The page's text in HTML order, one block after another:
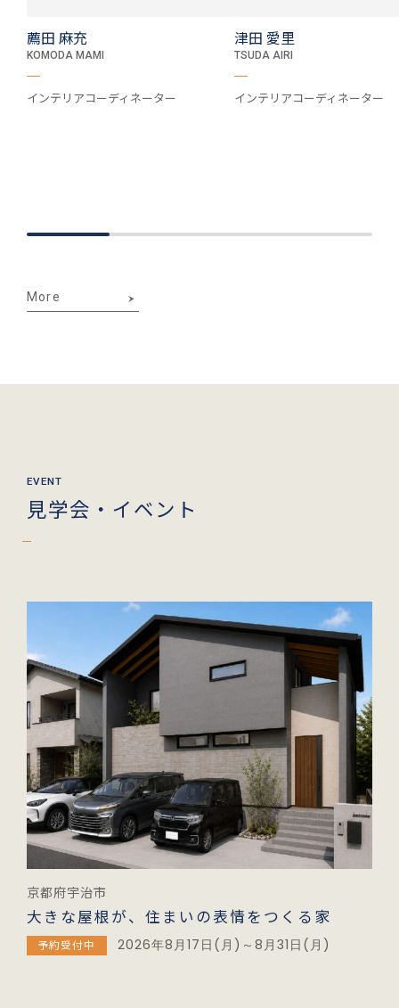
薦田 麻充
KOMODA MAMI
インテリアコーディネーター
津田 愛里
TSUDA AIRI
インテリアコーディネーター
More
見学会・イベント
京都府宇治市
大きな屋根が、住まいの表情をつくる家
予約受付中 2026年8月17日(月)～8月31日(月)